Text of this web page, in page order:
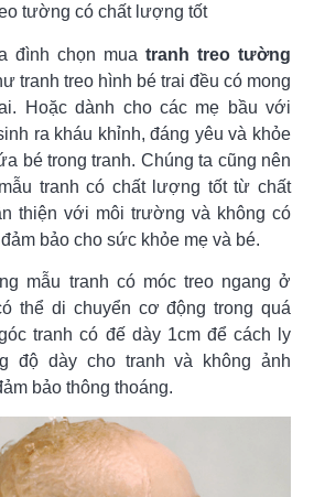
tường có chất lượng tốt
đình chọn mua tranh treo tường
tranh treo hình bé trai đều có mong
Hoặc dành cho các mẹ bầu với
ra kháu khỉnh, đáng yêu và khỏe
bé trong tranh. Chúng ta cũng nên
tranh có chất lượng tốt từ chất
thiện với môi trường và không có
bảo cho sức khỏe mẹ và bé.
mẫu tranh có móc treo ngang ở
thể di chuyển cơ động trong quá
tranh có đế dày 1cm để cách ly
độ dày cho tranh và không ảnh
bảo thông thoáng.